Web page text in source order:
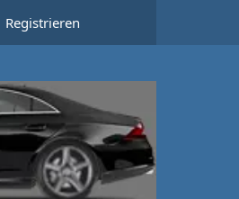
Registrieren